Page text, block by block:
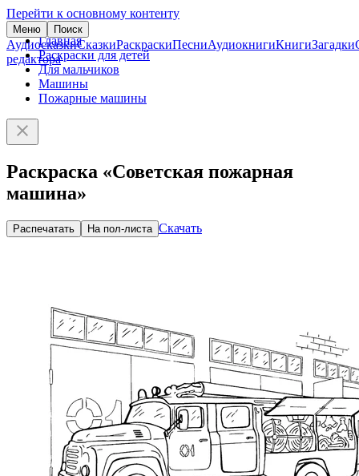
Перейти к основному контенту
Меню Поиск
АудиосказкиСказкиРаскраскиПесниАудиокнигиКнигиЗагадки
редактора
Главная
Раскраски для детей
Для мальчиков
Машины
Пожарные машины
Раскраска «Советская пожарная
машина»
Распечатать На пол-листа Скачать